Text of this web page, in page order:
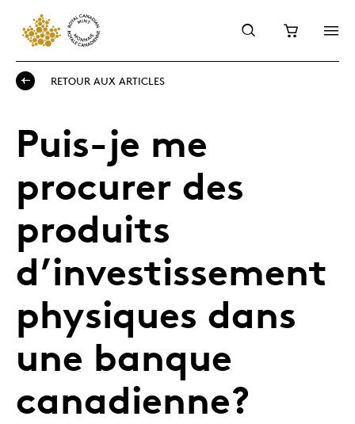
RETOUR AUX ARTICLES
Puis-je me
procurer des
produits
d’investissement
physiques dans
une banque
canadienne?